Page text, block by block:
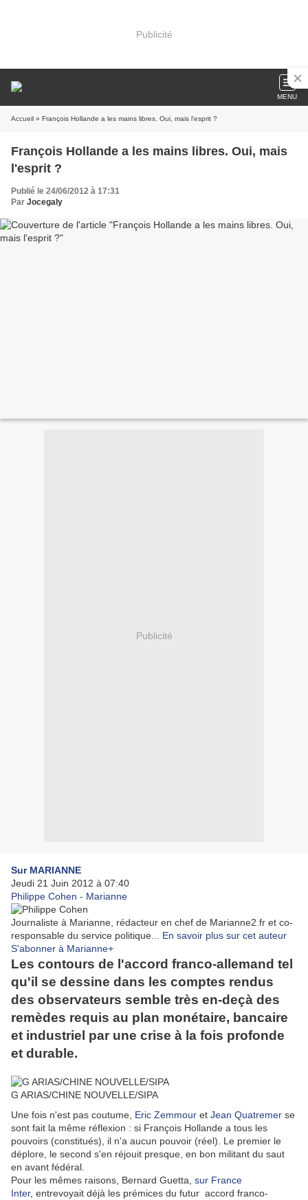
Publicité
MENU
Accueil » François Hollande a les mains libres. Oui, mais l'esprit ?
François Hollande a les mains libres. Oui, mais
l'esprit ?
Publié le 24/06/2012 à 17:31
Par Jocegaly
Publicité
Sur MARIANNE
Jeudi 21 Juin 2012 à 07:40
Philippe Cohen - Marianne
Journaliste à Marianne, rédacteur en chef de Marianne2.fr et co-
responsable du service politique... En savoir plus sur cet auteur
S'abonner à Marianne+
Les contours de l'accord franco-allemand tel
qu'il se dessine dans les comptes rendus
des observateurs semble très en-deçà des
remèdes requis au plan monétaire, bancaire
et industriel par une crise à la fois profonde
et durable.
G ARIAS/CHINE NOUVELLE/SIPA
Une fois n'est pas coutume, Eric Zemmour et Jean Quatremer se
sont fait la même réflexion : si François Hollande a tous les
pouvoirs (constitués), il n'a aucun pouvoir (réel). Le premier le
déplore, le second s'en réjouit presque, en bon militant du saut
en avant fédéral.
Pour les mêmes raisons, Bernard Guetta, sur France
Inter, entrevoyait déjà les prémices du futur accord franco-